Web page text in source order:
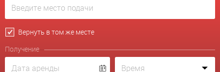
Вернуть в том же месте
Получение